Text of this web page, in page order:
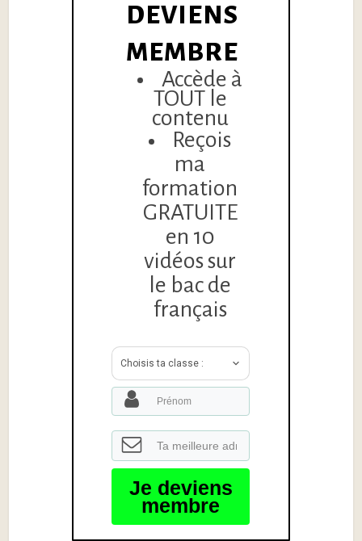
DEVIENS
MEMBRE
Accède à
TOUT le
contenu
Reçois
ma
formation
GRATUITE
en 10
vidéos sur
le bac de
français
Choisis ta classe :
Je deviens
membre